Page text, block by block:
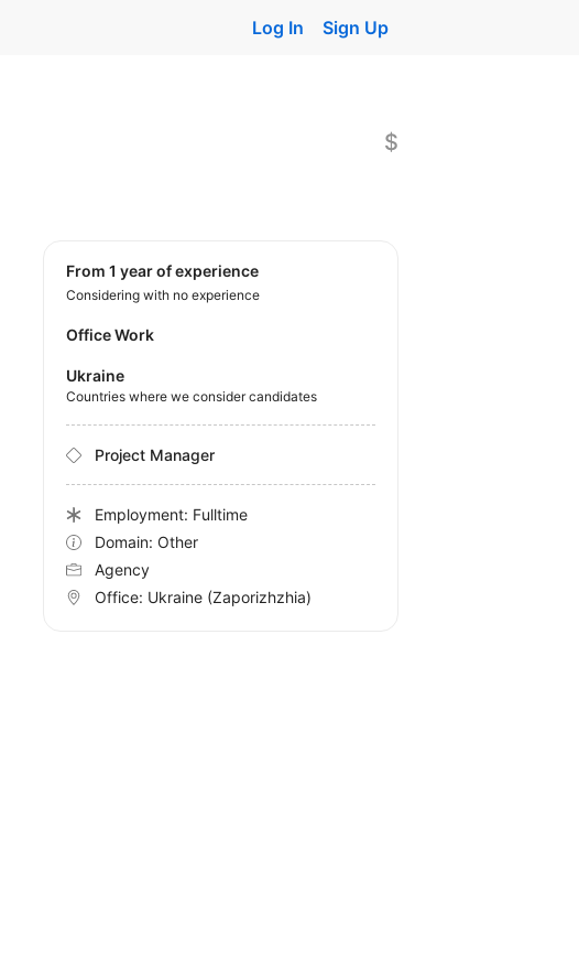
Log In Sign Up
$
from 1 year of experience
Considering with no experience
Office Work
Ukraine
Countries where we consider candidates
Project Manager
Employment: Fulltime
Domain: Other
Agency
Office: Ukraine (Zaporizhzhia)